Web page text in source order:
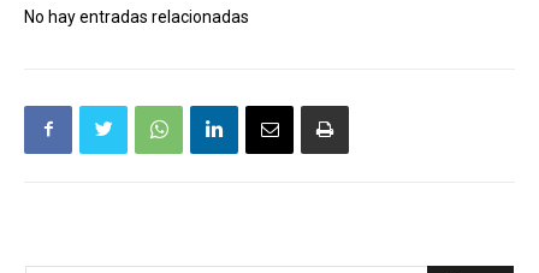
No hay entradas relacionadas